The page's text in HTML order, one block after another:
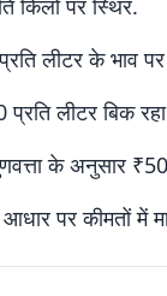
किलो पर स्थिर.
लीटर के भाव
लीटर बिक
के अनुसार
पर कीमतों में